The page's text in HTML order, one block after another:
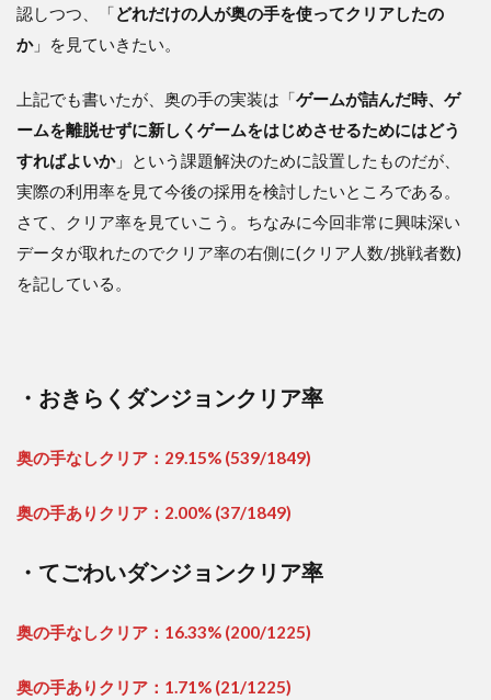
認しつつ、「どれだけの人が奥の手を使ってクリアしたの
か」を見ていきたい。
上記でも書いたが、奥の手の実装は「ゲームが詰んだ時、ゲ
ームを離脱せずに新しくゲームをはじめさせるためにはどう
すればよいか」という課題解決のために設置したものだが、
実際の利用率を見て今後の採用を検討したいところである。
さて、クリア率を見ていこう。ちなみに今回非常に興味深い
データが取れたのでクリア率の右側に(クリア人数/挑戦者数)
を記している。
・おきらくダンジョンクリア率
奥の手なしクリア：29.15% (539/1849)
奥の手ありクリア：2.00% (37/1849)
・てごわいダンジョンクリア率
奥の手なしクリア：16.33% (200/1225)
奥の手ありクリア：1.71% (21/1225)